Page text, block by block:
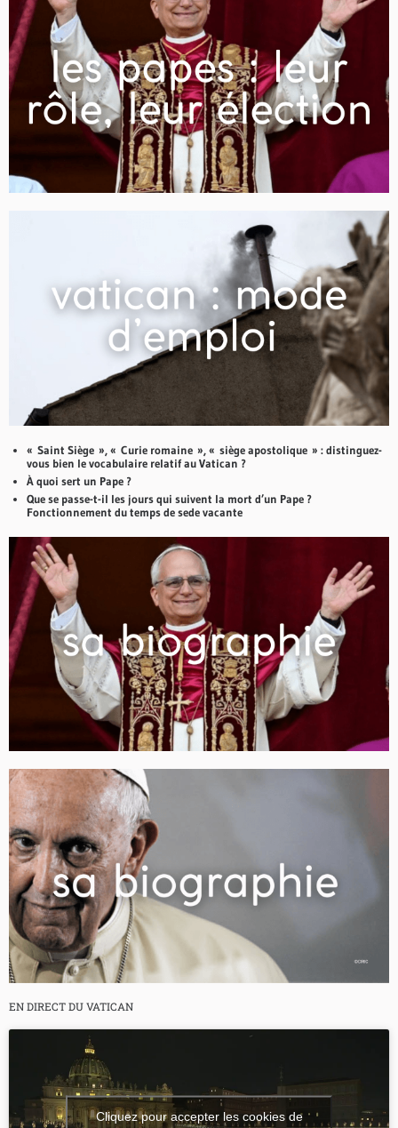
« Saint Siège », « Curie romaine », « siège apostolique » : distinguez-
vous bien le vocabulaire relatif au Vatican ?
À quoi sert un Pape ?
Que se passe-t-il les jours qui suivent la mort d’un Pape ?
Fonctionnement du temps de sede vacante
EN DIRECT DU VATICAN
Cliquez pour accepter les cookies de